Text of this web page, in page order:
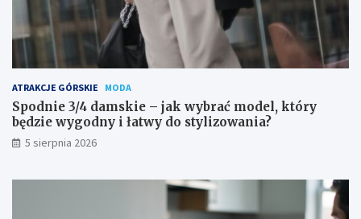
ATRAKCJE GÓRSKIE MODA
Spodnie 3/4 damskie – jak wybrać model, który
będzie wygodny i łatwy do stylizowania?
5 sierpnia 2026